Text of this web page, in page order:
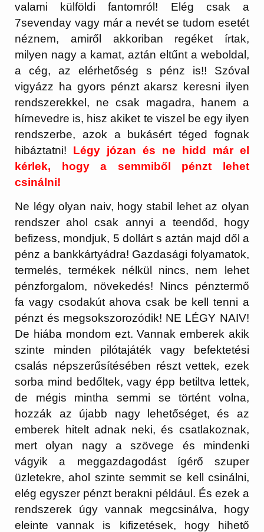
valami külföldi fantomról! Elég csak a
7sevenday vagy már a nevét se tudom esetét
néznem, amiről akkoriban regéket írtak,
milyen nagy a kamat, aztán eltűnt a weboldal,
a cég, az elérhetőség s pénz is!! Szóval
vigyázz ha gyors pénzt akarsz keresni ilyen
rendszerekkel, ne csak magadra, hanem a
hírnevedre is, hisz akiket te viszel be egy ilyen
rendszerbe, azok a bukásért téged fognak
hibáztatni! Légy józan és ne hidd már el
kérlek, hogy a semmiből pénzt lehet
csinálni!
Ne légy olyan naiv, hogy stabil lehet az olyan
rendszer ahol csak annyi a teendőd, hogy
befizess, mondjuk, 5 dollárt s aztán majd dől a
pénz a bankkártyádra! Gazdasági folyamatok,
termelés, termékek nélkül nincs, nem lehet
pénzforgalom, növekedés! Nincs pénztermő
fa vagy csodakút ahova csak be kell tenni a
pénzt és megsokszorozódik! NE LÉGY NAIV!
De hiába mondom ezt. Vannak emberek akik
szinte minden pilótajáték vagy befektetési
csalás népszerűsítésében részt vettek, ezek
sorba mind bedőltek, vagy épp betiltva lettek,
de mégis mintha semmi se történt volna,
hozzák az újabb nagy lehetőséget, és az
emberek hitelt adnak neki, és csatlakoznak,
mert olyan nagy a szövege és mindenki
vágyik a meggazdagodást ígérő szuper
üzletekre, ahol szinte semmit se kell csinálni,
elég egyszer pénzt berakni például. És ezek a
rendszerek úgy vannak megcsinálva, hogy
eleinte vannak is kifizetések, hogy hihető